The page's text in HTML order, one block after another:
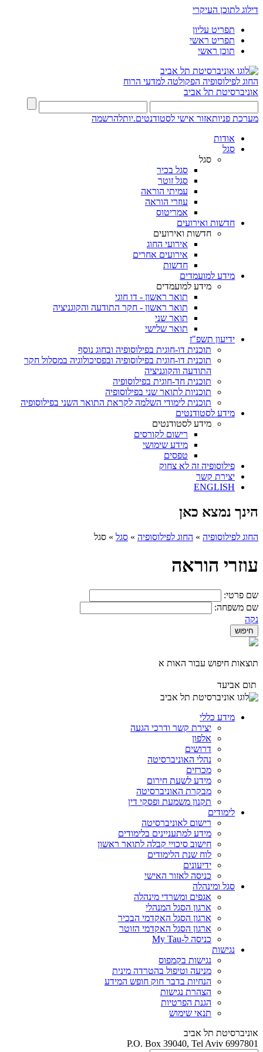
דילוג לתוכן העיקרי
תפריט עליון
תפריט ראשי
תוכן ראשי
החוג לפילוסופיה הפקולטה למדעי הרוח
אוניברסיטת תל אביב
מערכת פניותאזור אישי לסטודנטים.יותלהרשמה
אודות
סגל
סגל
סגל בכיר
סגל זוטר
עמיתי הוראה
עוזרי הוראה
אמריטוס
חדשות ואירועים
חדשות ואירועים
אירועי החוג
אירועים אחרים
חדשות
מידע למועמדים
מידע למועמדים
תואר ראשון - דו חוגי
תואר ראשון - חקר התודעה והקוגניציה
תואר שני
תואר שלישי
ידיעון תשפ"ז
תוכנית דו-חוגית בפילוסופיה ובחוג נוסף
תוכנית דו-חוגית בפילוסופיה ובפסיכולוגיה במסלול חקר
התודעה והקוגניציה
תוכנית חד-חוגית בפילוסופיה
תוכניות לתואר שני בפילוסופיה
תוכנית לימודי השלמה לקראת התואר השני בפילוסופיה
מידע לסטודנטים
מידע לסטודנטים
רישום לקורסים
מידע שימושי
טפסים
פילוסופיה זה לא צחוק
יצירת קשר
ENGLISH
הינך נמצא כאן
החוג לפילוסופיה » החוג לפילוסופיה » סגל » סגל
עוזרי הוראה
שם פרטי:
שם משפחה:
נקה
תוצאות חיפוש עבור האות א
תום אביעד
מידע כללי
יצירת קשר ודרכי הגעה
אלפון
דרושים
נהלי האוניברסיטה
מכרזים
מידע לשעת חירום
מבקרת האוניברסיטה
תקנון משמעת ופסקי דין
לימודים
רישום לאוניברסיטה
מידע למתעניינים בלימודים
חישוב סיכויי קבלה לתואר ראשון
לוח שנת הלימודים
ידיעונים
כניסה לאזור האישי
סגל ומינהלה
אגפים ומשרדי מינהלה
ארגון הסגל המנהלי
ארגון הסגל האקדמי הבכיר
ארגון הסגל האקדמי הזוטר
כניסה ל-My Tau
נגישות
נגישות בקמפוס
מניעה וטיפול בהטרדה מינית
הנחיות בדבר חוק חופש המידע
הצהרת נגישות
הגנת הפרטיות
תנאי שימוש
אוניברסיטת תל אביב
P.O. Box 39040, Tel Aviv 6997801